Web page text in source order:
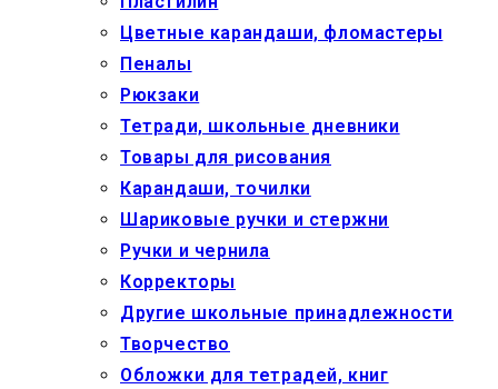
Цветные карандаши, фломастеры
Пеналы
Рюкзаки
Тетради, школьные дневники
Товары для рисования
Карандаши, точилки
Шариковые ручки и стержни
Ручки и чернила
Корректоры
Другие школьные принадлежности
Творчество
Обложки для тетрадей, книг